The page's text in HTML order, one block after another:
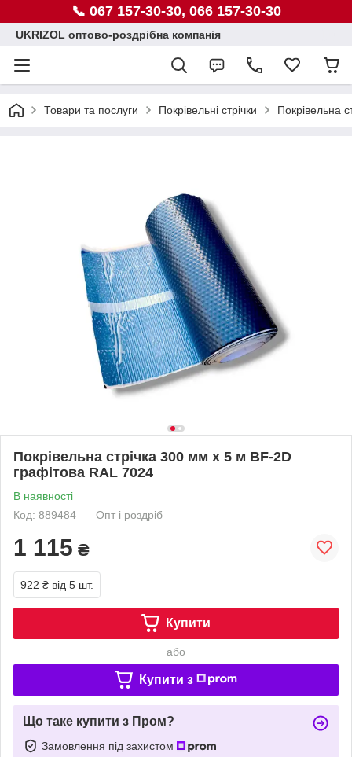
📞 067 157-30-30, 066 157-30-30
UKRIZOL оптово-роздрібна компанія
Товари та послуги Покрівельні стрічки Покрівельна
Покрівельна стрічка 300 мм х 5 м BF-2D
графітова RAL 7024
В наявності
Код: 889484
Опт і роздріб
1 115 ₴
922 ₴ від 5 шт.
Купити
або
Купити з
Що таке купити з Пром?
Замовлення під захистом